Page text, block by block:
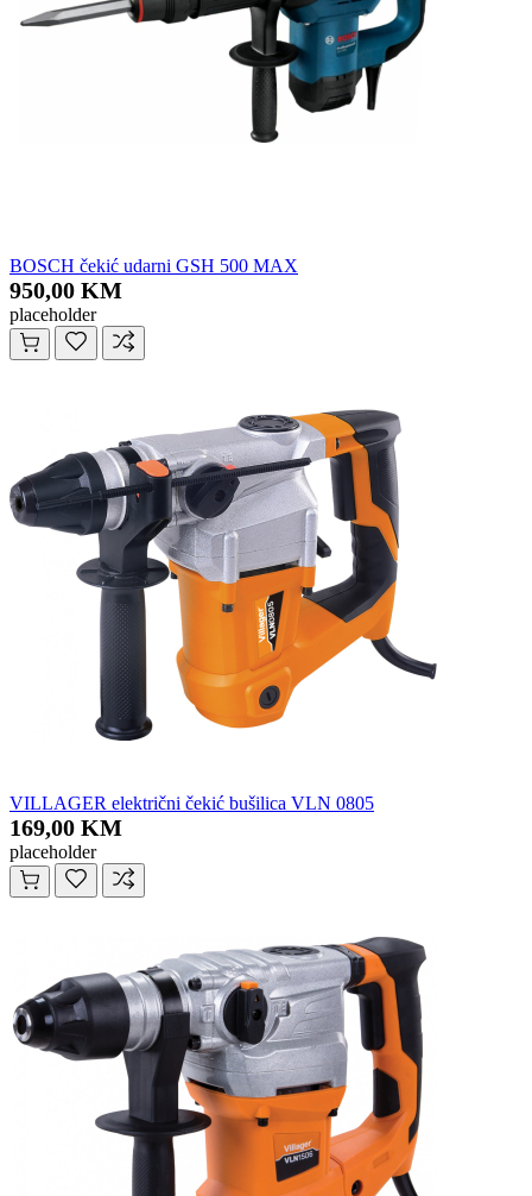
BOSCH čekić udarni GSH 500 MAX
950,00 KM
placeholder
VILLAGER električni čekić bušilica VLN 0805
169,00 KM
placeholder